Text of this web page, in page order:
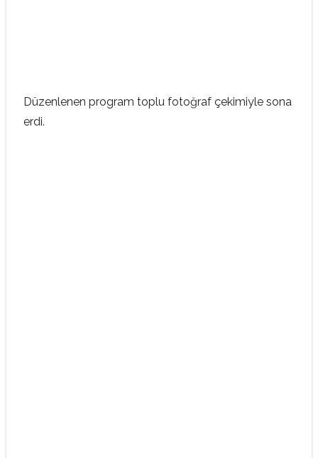
Düzenlenen program toplu fotoğraf çekimiyle sona
erdi.